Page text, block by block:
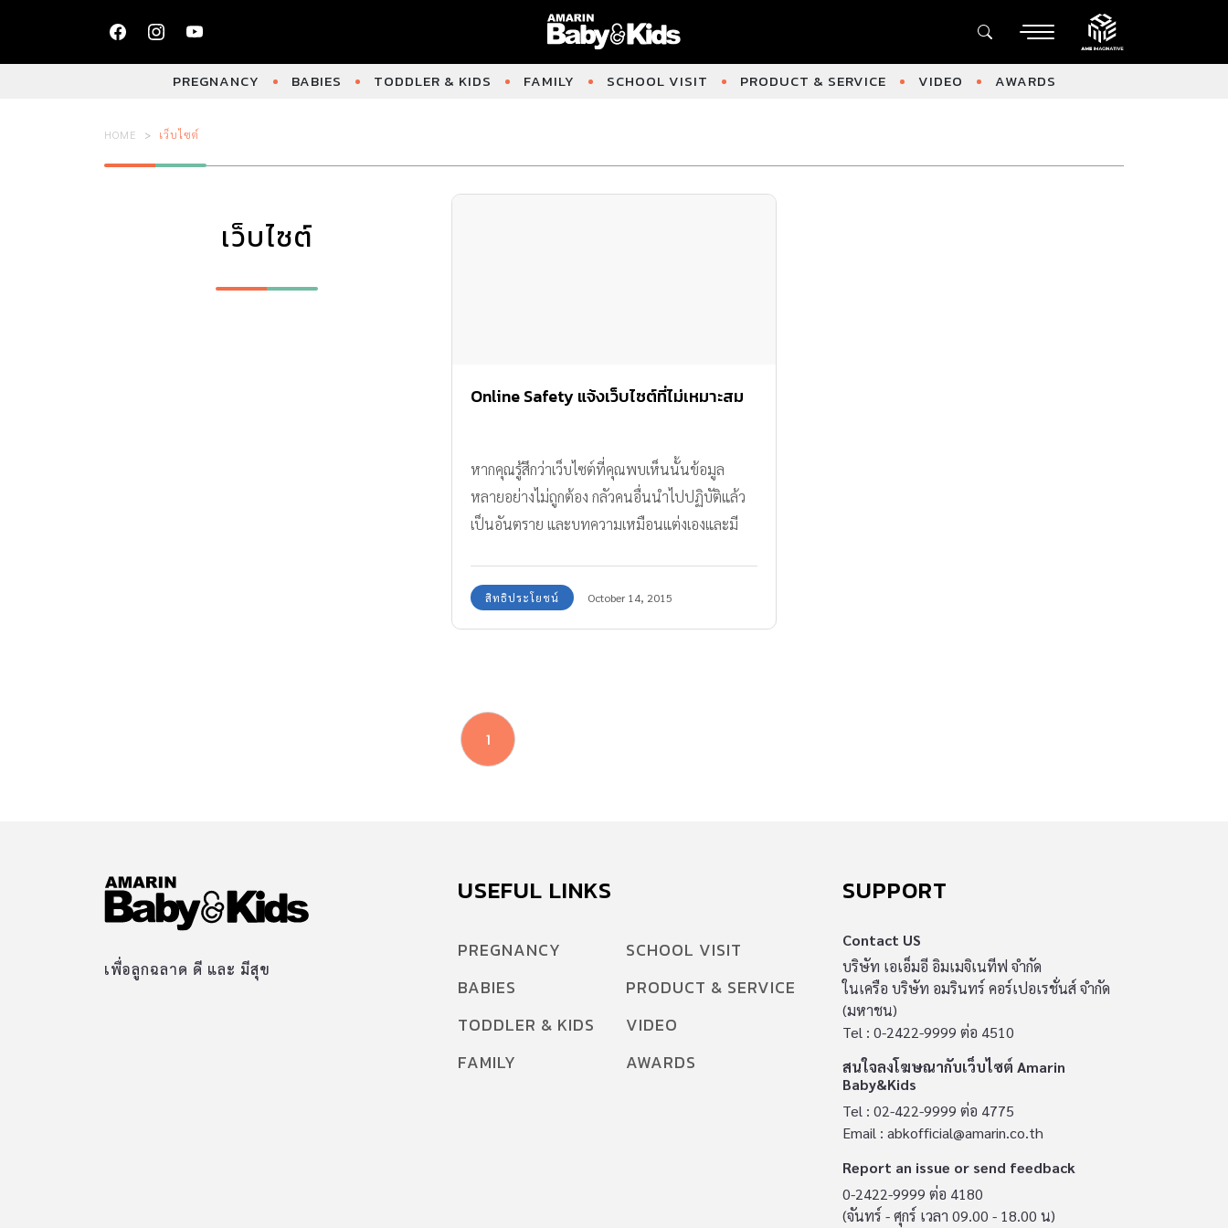
PREGNANCY BABIES TODDLER & KIDS FAMILY SCHOOL VISIT PRODUCT & SERVICE VIDEO AWARDS
HOME เว็บไซต์
เว็บไซต์
Online Safety แจ้งเว็บไซต์ที่ไม่เหมาะสม
หากคุณรู้สึกว่าเว็บไซต์ที่คุณพบเห็นนั้นข้อมูล
หลายอย่างไม่ถูกต้อง กลัวคนอื่นนำไปปฏิบัติแล้ว
เป็นอันตราย และบทความเหมือนแต่งเองและมี
สิทธิประโยชน์ October 14, 2015
1
เพื่อลูกฉลาด ดี และ มีสุข
USEFUL LINKS
PREGNANCY
BABIES
TODDLER & KIDS
FAMILY
SCHOOL VISIT
PRODUCT & SERVICE
VIDEO
AWARDS
SUPPORT
Contact US
บริษัท เอเอ็มอี อิมเมจิเนทีฟ จำกัด
ในเครือ บริษัท อมรินทร์ คอร์เปอเรชั่นส์ จำกัด
(มหาชน)
Tel : 0-2422-9999 ต่อ 4510
สนใจลงโฆษณากับเว็บไซต์ Amarin
Baby&Kids
Tel : 02-422-9999 ต่อ 4775
Email : abkofficial@amarin.co.th
Report an issue or send feedback
0-2422-9999 ต่อ 4180
(จันทร์ - ศุกร์ เวลา 09.00 - 18.00 น)